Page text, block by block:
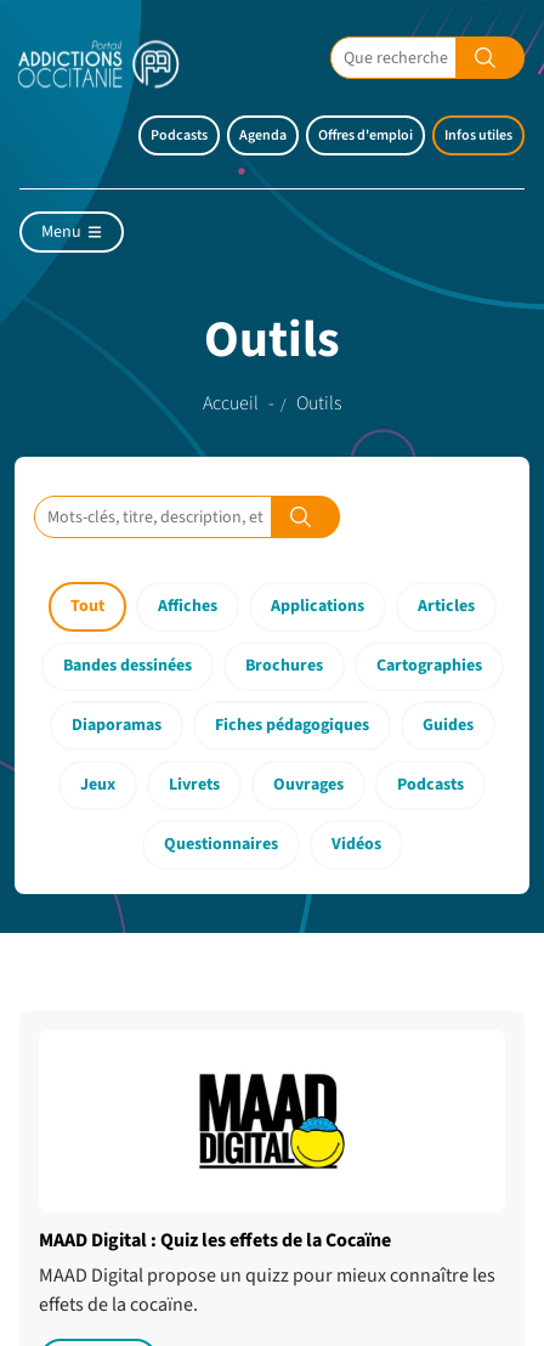
Podcasts Agenda Offres d'emploi Infos utiles
Menu
Outils
Accueil Outils
Tout Affiches Applications Articles
Bandes dessinées Brochures Cartographies
Diaporamas Fiches pédagogiques Guides
Jeux Livrets Ouvrages Podcasts
Questionnaires Vidéos
MAAD Digital : Quiz les effets de la Cocaïne
MAAD Digital propose un quizz pour mieux connaître les
effets de la cocaïne.